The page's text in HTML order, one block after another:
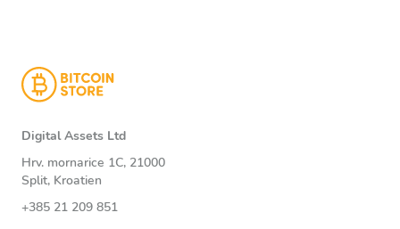
Digital Assets Ltd
Hrv. mornarice 1C, 21000
Split, Kroatien
+385 21 209 851